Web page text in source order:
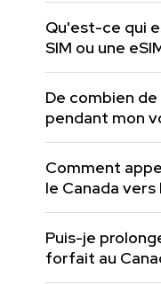
Qu'est-ce qui
SIM ou une
De combien
pendant mon
Comment
le Canada vers
Puis-je
forfait au